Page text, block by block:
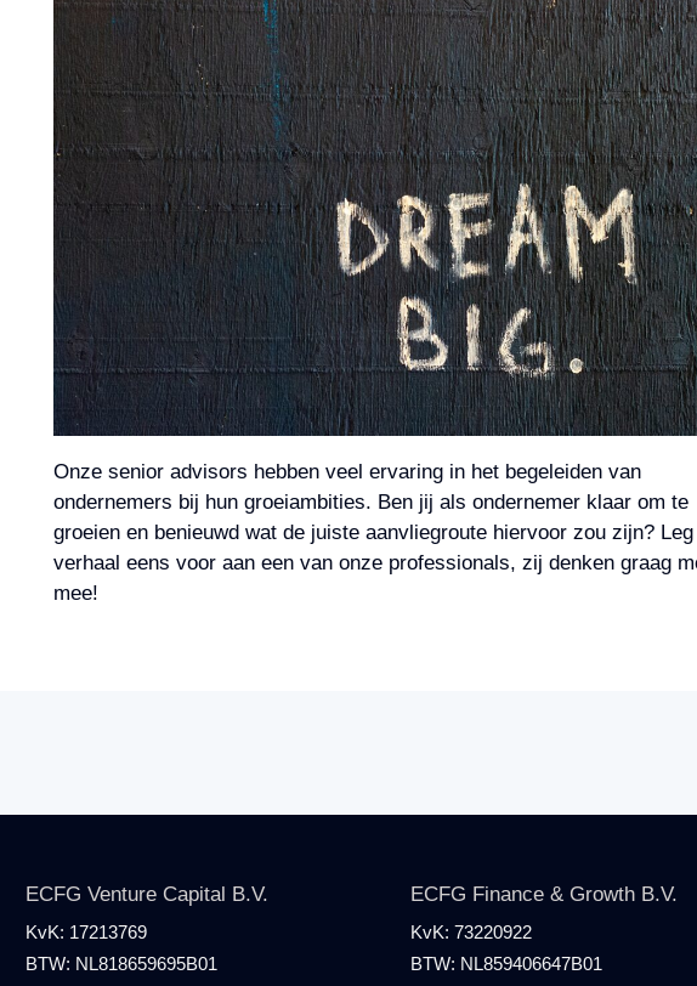
Onze senior advisors hebben veel ervaring in het begeleiden van
ondernemers bij hun groeiambities. Ben jij als ondernemer klaar om te
groeien en benieuwd wat de juiste aanvliegroute hiervoor zou zijn?
verhaal eens voor aan een van onze professionals, zij denken graag
mee!
ECFG Venture Capital B.V.
KvK: 17213769
BTW: NL818659695B01
ECFG Finance & Growth B.V.
KvK: 73220922
BTW: NL859406647B01